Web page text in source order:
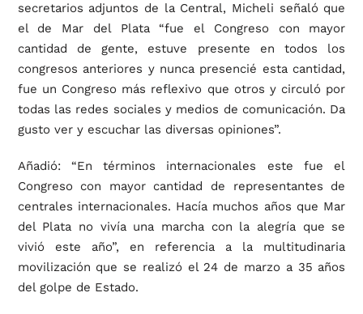
secretarios adjuntos de la Central, Micheli señaló que
el de Mar del Plata “fue el Congreso con mayor
cantidad de gente, estuve presente en todos los
congresos anteriores y nunca presencié esta cantidad,
fue un Congreso más reflexivo que otros y circuló por
todas las redes sociales y medios de comunicación. Da
gusto ver y escuchar las diversas opiniones”.
Añadió: “En términos internacionales este fue el
Congreso con mayor cantidad de representantes de
centrales internacionales. Hacía muchos años que Mar
del Plata no vivía una marcha con la alegría que se
vivió este año”, en referencia a la multitudinaria
movilización que se realizó el 24 de marzo a 35 años
del golpe de Estado.